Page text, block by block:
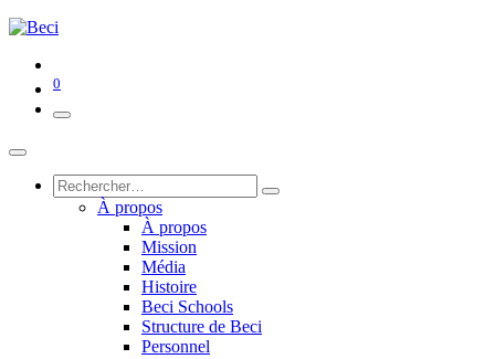
0
À propos
À propos
Mission
Média
Histoire
Beci Schools
Structure de Beci
Personnel